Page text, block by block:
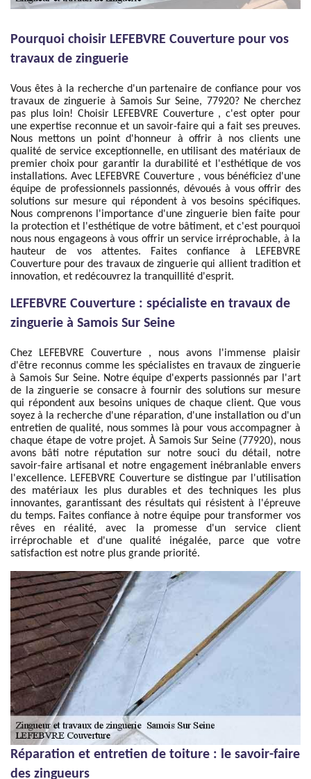
Pourquoi choisir LEFEBVRE Couverture pour vos
travaux de zinguerie
Vous êtes à la recherche d'un partenaire de confiance pour vos
travaux de zinguerie à Samois Sur Seine, 77920? Ne cherchez
pas plus loin! Choisir LEFEBVRE Couverture , c'est opter pour
une expertise reconnue et un savoir-faire qui a fait ses preuves.
Nous mettons un point d'honneur à offrir à nos clients une
qualité de service exceptionnelle, en utilisant des matériaux de
premier choix pour garantir la durabilité et l'esthétique de vos
installations. Avec LEFEBVRE Couverture , vous bénéficiez d'une
équipe de professionnels passionnés, dévoués à vous offrir des
solutions sur mesure qui répondent à vos besoins spécifiques.
Nous comprenons l'importance d'une zinguerie bien faite pour
la protection et l'esthétique de votre bâtiment, et c'est pourquoi
nous nous engageons à vous offrir un service irréprochable, à la
hauteur de vos attentes. Faites confiance à LEFEBVRE
Couverture pour des travaux de zinguerie qui allient tradition et
innovation, et redécouvrez la tranquillité d'esprit.
LEFEBVRE Couverture : spécialiste en travaux de
zinguerie à Samois Sur Seine
Chez LEFEBVRE Couverture , nous avons l'immense plaisir
d'être reconnus comme les spécialistes en travaux de zinguerie
à Samois Sur Seine. Notre équipe d'experts passionnés par l'art
de la zinguerie se consacre à fournir des solutions sur mesure
qui répondent aux besoins uniques de chaque client. Que vous
soyez à la recherche d'une réparation, d'une installation ou d'un
entretien de qualité, nous sommes là pour vous accompagner à
chaque étape de votre projet. À Samois Sur Seine (77920), nous
avons bâti notre réputation sur notre souci du détail, notre
savoir-faire artisanal et notre engagement inébranlable envers
l'excellence. LEFEBVRE Couverture se distingue par l'utilisation
des matériaux les plus durables et des techniques les plus
innovantes, garantissant des résultats qui résistent à l'épreuve
du temps. Faites confiance à notre équipe pour transformer vos
rêves en réalité, avec la promesse d'un service client
irréprochable et d'une qualité inégalée, parce que votre
satisfaction est notre plus grande priorité.
Réparation et entretien de toiture : le savoir-faire
des zingueurs